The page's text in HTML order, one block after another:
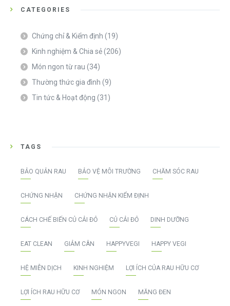
CATEGORIES
Chứng chỉ & Kiểm định (19)
Kinh nghiệm & Chia sẻ(206)
Món ngon từ rau (34)
Thường thức gia đình (9)
Tin tức & Hoạt động (31)
TAGS
BẢO QUẢN RAU BẢO VỆ MÔI TRƯỜNG CHĂM SÓC RAU
CHỨNG NHẬN CHỨNG NHẬN KIỂM ĐỊNH
CÁCH CHẾ BIẾN CỦ CẢI ĐỎ CỦ CẢI ĐỎ DINH DƯỠNG
EAT CLEAN GIẢM CÂN HAPPYVEGI HAPPY VEGI
HỆ MIỄN DỊCH KINH NGHIỆM LỢI ÍCH CỦA RAU HỮU CƠ
LỢI ÍCH RAU HỮU CƠ MÓN NGON MĂNG ĐEN